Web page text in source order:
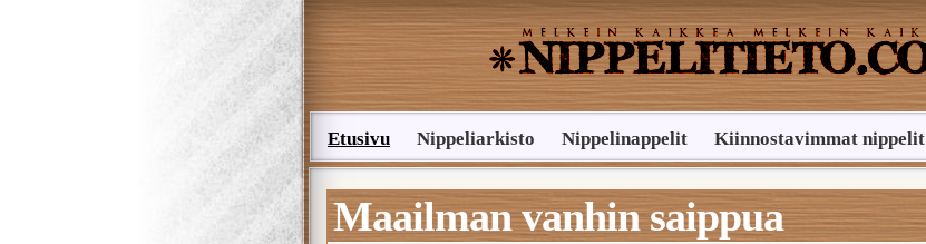
Etusivu Nippeliarkisto Nippelinappelit Kiinnostavimmat nippelit
Lähetä nippelivinkki
Maailman vanhin saippua